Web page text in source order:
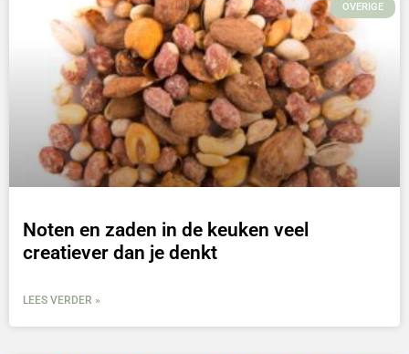
OVERIGE
Noten en zaden in de keuken veel
creatiever dan je denkt
LEES VERDER »